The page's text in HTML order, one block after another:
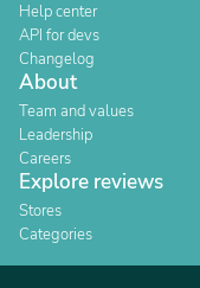
Help center
API for devs
Changelog
About
Team and values
Leadership
Careers
Explore reviews
Stores
Categories